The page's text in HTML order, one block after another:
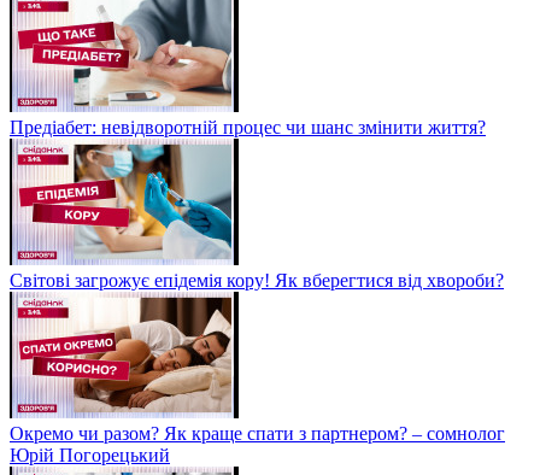
Предіабет: невідворотній процес чи шанс змінити життя?
Світові загрожує епідемія кору! Як вберегтися від хвороби?
Окремо чи разом? Як краще спати з партнером? – сомнолог
Юрій Погорецький